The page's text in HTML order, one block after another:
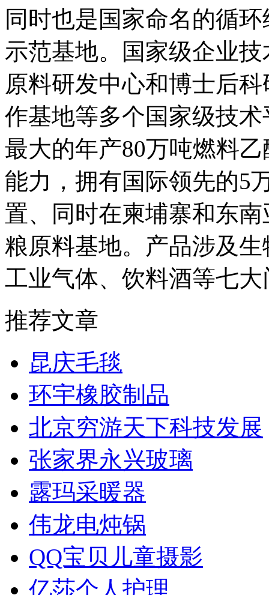
同时也是国家命名的循
示范基地。国家级企业
原料研发中心和博士后
作基地等多个国家级技
最大的年产80万吨燃料
能力，拥有国际领先的5
置、同时在柬埔寨和东
粮原料基地。产品涉及
工业气体、饮料酒等七
推荐文章
昆庆毛毯
环宇橡胶制品
北京穷游天下科技发展
张家界永兴玻璃
露玛采暖器
伟龙电炖锅
QQ宝贝儿童摄影
亿莎个人护理